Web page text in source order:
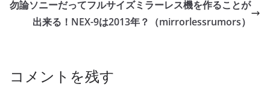
勿論ソニーだってフルサイズミラーレス機を作ることが
出来る！NEX-9は2013年？（mirrorlessrumors）
コメントを残す